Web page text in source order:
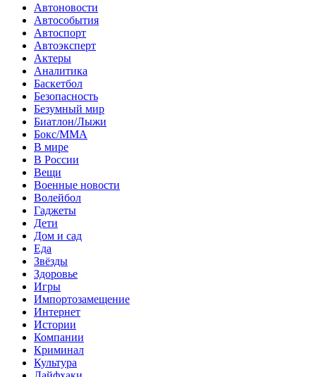
Автоновости
Автособытия
Автоспорт
Автоэксперт
Актеры
Аналитика
Баскетбол
Безопасность
Безумный мир
Биатлон/Лыжи
Бокс/MMA
В мире
В России
Вещи
Военные новости
Волейбол
Гаджеты
Дети
Дом и сад
Еда
Звёзды
Здоровье
Игры
Импортозамещение
Интернет
Истории
Компании
Криминал
Культура